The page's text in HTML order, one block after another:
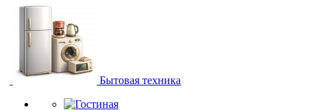
Бытовая техника